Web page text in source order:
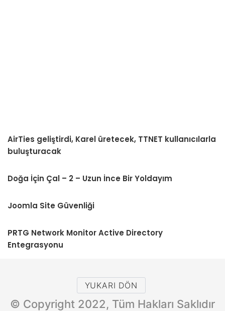
AirTies geliştirdi, Karel üretecek, TTNET kullanıcılarla
buluşturacak
Doğa İçin Çal – 2 – Uzun İnce Bir Yoldayım
Joomla Site Güvenliği
PRTG Network Monitor Active Directory
Entegrasyonu
YUKARI DÖN
© Copyright 2022, Tüm Hakları Saklıdır